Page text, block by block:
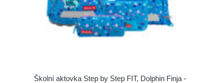
Školní aktovka Step by Step FIT, Dolphin Finja -